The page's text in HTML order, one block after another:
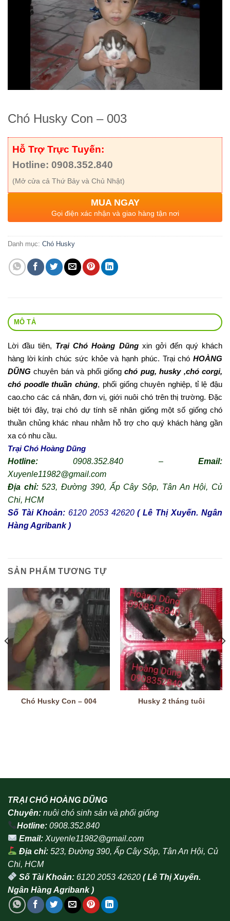
Chó Husky Con – 003
Hỗ Trợ Trực Tuyến:
Hotline: 0908.352.840
(Mở cửa cả Thứ Bảy và Chủ Nhật)
MUA NGAY
Gọi điện xác nhận và giao hàng tận nơi
Danh mục: Chó Husky
MÔ TẢ
Lời đầu tiên, Trại Chó Hoàng Dũngxin gởi đến quý khách
hàng lời kính chúc sức khỏe và hạnh phúc. Trại chó HOÀNG
DŨNG chuyên bán và phối giốngchó pug, husky ,chó corgi,
chó poodle thuần chủng, phối giống chuyên nghiệp, tỉ lệ đậu
cao.cho các cá nhân, đơn vị, giới nuôi chó trên thị trường. Đặc
biệt tới đây, trại chó dự tính sẽ nhân giống một số giống chó
thuần chủng khác nhau nhằm hỗ trợ cho quý khách hàng gần
xa có nhu cầu.
Trại Chó Hoàng Dũng
Hotline: 0908.352.840 – Email:
Xuyenle11982@gmail.com
Địa chỉ:523, Đường 390, Ấp Cây Sộp, Tân An Hội, Củ
Chi, HCM
Số Tài Khoản:6120 2053 42620( Lê Thị Xuyến. Ngân
Hàng Agribank )
SẢN PHẨM TƯƠNG TỰ
Chó Husky Con – 004 Husky 2 tháng tuôi
TRẠI CHÓ HOÀNG DŨNG
Chuyên: nuôi chó sinh sản và phối giống
Hotline: 0908.352.840
Email: Xuyenle11982@gmail.com
Địa chỉ: 523, Đường 390, Ấp Cây Sộp, Tân An Hội, Củ
Chi, HCM
Số Tài Khoản: 6120 2053 42620( Lê Thị Xuyến.
Ngân Hàng Agribank )